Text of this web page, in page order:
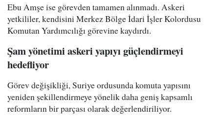
Ebu Amşe ise görevden tamamen alınmadı. Askeri
yetkililer, kendisini Merkez Bölge İdari İşler Kolordusu
Komutan Yardımcılığı görevine kaydırdı.
Şam yönetimi askeri yapıyı güçlendirmeyi
hedefliyor
Görev değişikliği, Suriye ordusunda komuta yapısını
yeniden şekillendirmeye yönelik daha geniş kapsamlı
reformların bir parçası olarak değerlendiriliyor.